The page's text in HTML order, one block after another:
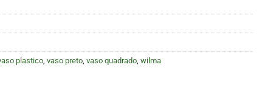
plastico vaso preto vaso quadrado wilma